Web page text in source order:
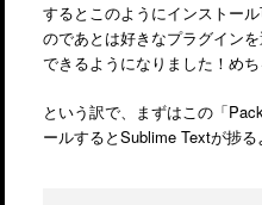
するとこのようにインストー
のであとは好きなプラグイン
できるようになりました！めち
という訳で、まずはこの「
ールするとSublime Textが捗る